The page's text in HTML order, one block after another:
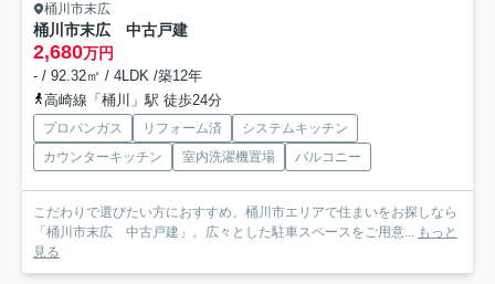
桶川市末広
桶川市末広 中古戸建
2,680万円
- / 92.32㎡ / 4LDK /築12年
高崎線「桶川」駅 徒歩24分
プロパンガス リフォーム済
システムキッチン
カウンターキッチン
室内洗濯機置場 バルコニー
こだわりで選びたい方におすすめ。桶川市エリアで住まいをお探しなら
「桶川市末広 中古戸建」。広々とした駐車スペースをご用意... もっと
見る